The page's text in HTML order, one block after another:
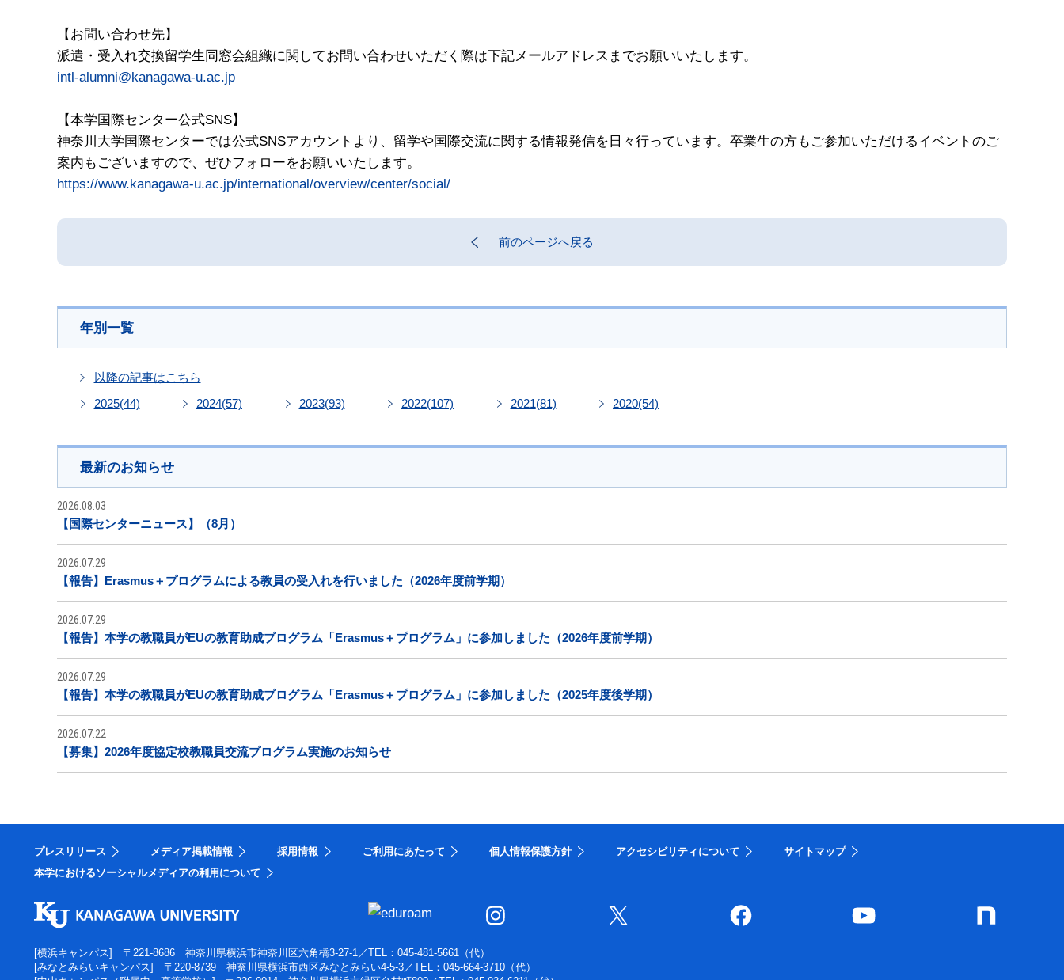
【お問い合わせ先】
派遣・受入れ交換留学生同窓会組織に関してお問い合わせいただく際は下記メールアドレスまでお願いいたします。
intl-alumni@kanagawa-u.ac.jp
【本学国際センター公式SNS】
神奈川大学国際センターでは公式SNSアカウントより、留学や国際交流に関する情報発信を日々行っています。卒業生の方もご参加いただけるイベントのご
案内もございますので、ぜひフォローをお願いいたします。
https://www.kanagawa-u.ac.jp/international/overview/center/social/
前のページへ戻る
年別一覧
以降の記事はこちら
2025(44) 2024(57) 2023(93) 2022(107) 2021(81) 2020(54)
最新のお知らせ
2026.08.03
【国際センターニュース】（8月）
2026.07.29
【報告】Erasmus＋プログラムによる教員の受入れを行いました（2026年度前学期）
2026.07.29
【報告】本学の教職員がEUの教育助成プログラム「Erasmus＋プログラム」に参加しました（2026年度前学期）
2026.07.29
【報告】本学の教職員がEUの教育助成プログラム「Erasmus＋プログラム」に参加しました（2025年度後学期）
2026.07.22
【募集】2026年度協定校教職員交流プログラム実施のお知らせ
プレスリリース メディア掲載情報 採用情報 ご利用にあたって 個人情報保護方針 アクセシビリティについて
サイトマップ
本学におけるソーシャルメディアの利用について
[横浜キャンパス] 〒221-8686 神奈川県横浜市神奈川区六角橋3-27-1 ／TEL：045-481-5661（代）
[みなとみらいキャンパス] 〒220-8739 神奈川県横浜市西区みなとみらい4-5-3 ／TEL：045-664-3710（代）